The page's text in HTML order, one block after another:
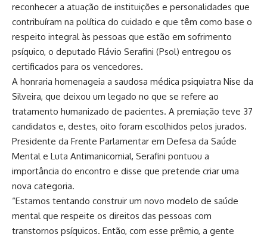
reconhecer a atuação de instituições e personalidades que
contribuíram na política do cuidado e que têm como base o
respeito integral às pessoas que estão em sofrimento
psíquico, o deputado Flávio Serafini (Psol) entregou os
certificados para os vencedores.
A honraria homenageia a saudosa médica psiquiatra Nise da
Silveira, que deixou um legado no que se refere ao
tratamento humanizado de pacientes. A premiação teve 37
candidatos e, destes, oito foram escolhidos pelos jurados.
Presidente da Frente Parlamentar em Defesa da Saúde
Mental e Luta Antimanicomial, Serafini pontuou a
importância do encontro e disse que pretende criar uma
nova categoria.
“Estamos tentando construir um novo modelo de saúde
mental que respeite os direitos das pessoas com
transtornos psíquicos. Então, com esse prêmio, a gente